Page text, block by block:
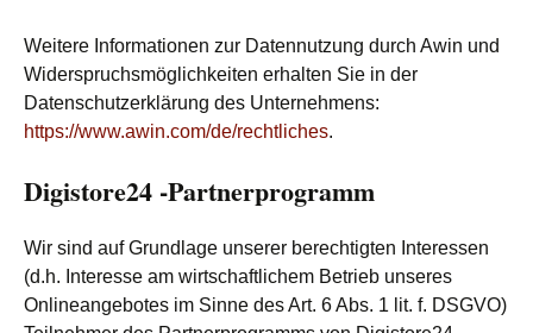
Weitere Informationen zur Datennutzung durch Awin und
Widerspruchsmöglichkeiten erhalten Sie in der
Datenschutzerklärung des Unternehmens:
https://www.awin.com/de/rechtliches.
Digistore24 -Partnerprogramm
Wir sind auf Grundlage unserer berechtigten Interessen
(d.h. Interesse am wirtschaftlichem Betrieb unseres
Onlineangebotes im Sinne des Art. 6 Abs. 1 lit. f. DSGVO)